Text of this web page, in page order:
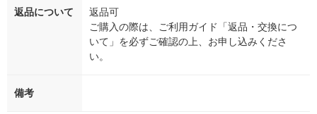
返品について
返品可
ご購入の際は、ご利用ガイド「返品・交換につ
いて」を必ずご確認の上、お申し込みくださ
い。
備考